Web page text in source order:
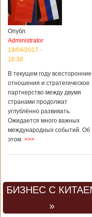
Опубл.
Administrator
19/04/2017 -
18:38
В текущем году всесторонние
отношения и стратегическое
партнерство между двумя
странами продолжат
углублённо развивать.
Ожидается много важных
международных событий. Об
этом >>>
БИЗНЕС С
»